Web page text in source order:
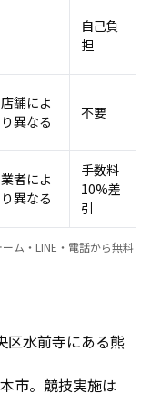
−
自己負
担
店舗によ
り異なる
不要
業者によ
り異なる
手数料
10%差
引
ム・LINE・電話から無料
区水前寺にある熊
市。競技実施は